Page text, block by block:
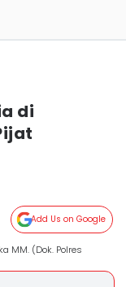
di
Add Us on Google
MM. (Dok. Polres